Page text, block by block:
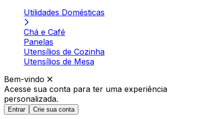
Utilidades Domésticas
Chá e Café
Panelas
Utensílios de Cozinha
Utensílios de Mesa
Bem-vindo
Acesse sua conta para ter uma experiência
personalizada.
Entrar Crie sua conta